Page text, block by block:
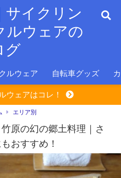
サイクリン
ルウェアの
グ
ルウェア 自転車グッズ
ウェアはコレ！
エリア別
原の幻の郷土料理｜さ
おすすめ！